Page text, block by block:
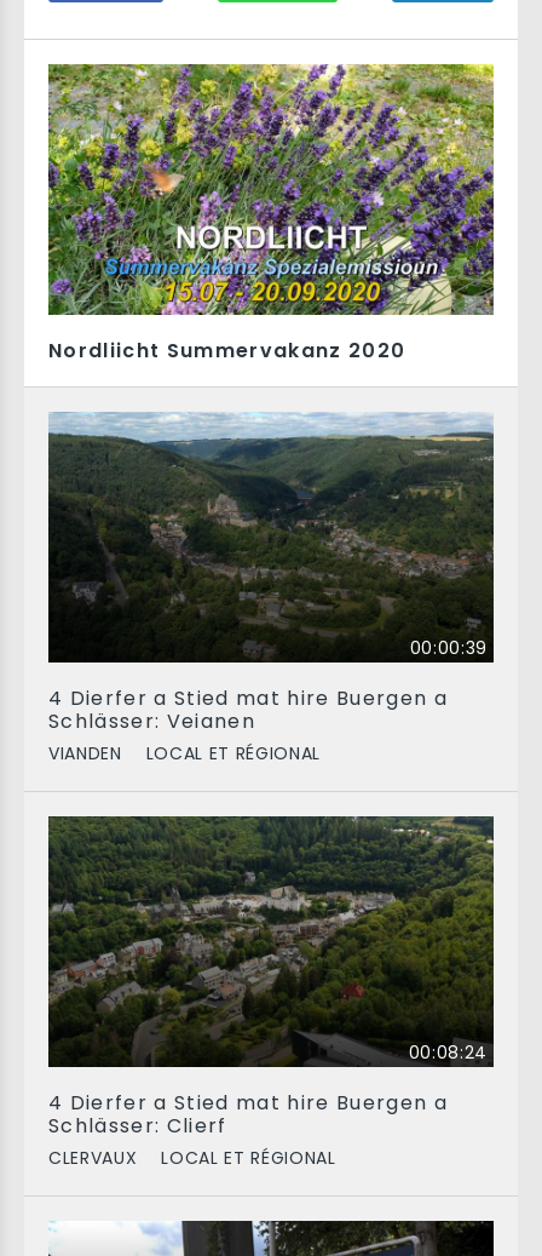
Nordliicht Summervakanz 2020
00:00:39
4 Dierfer a Stied mat hire Buergen a
Schlässer: Veianen
VIANDEN LOCAL ET RÉGIONAL
00:08:24
4 Dierfer a Stied mat hire Buergen a
Schlässer: Clierf
CLERVAUX LOCAL ET RÉGIONAL